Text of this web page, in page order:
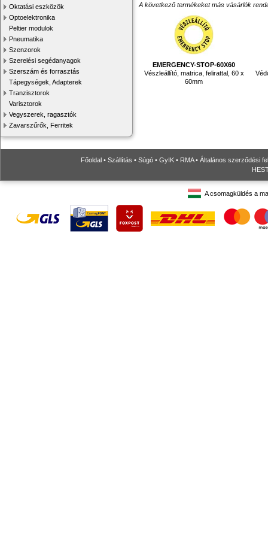
Oktatási eszközök
Optoelektronika
Peltier modulok
Pneumatika
Szenzorok
Szerelési segédanyagok
Szerszám és forrasztás
Tápegységek, Adapterek
Tranzisztorok
Varisztorok
Vegyszerek, ragasztók
Zavarszűrők, Ferritek
A következő termékeket más vásárlók
EMERGENCY-STOP-60X60
Vészleállító, matrica, felirattal, 60 x
60mm
Főoldal • Szállítás • Súgó • GyIK • RMA• Általános szerződési
A csomagküldés a